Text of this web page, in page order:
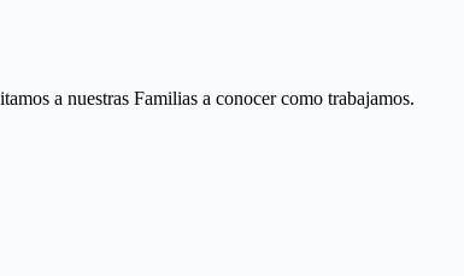
a nuestras Familias a conocer como trabajamos.